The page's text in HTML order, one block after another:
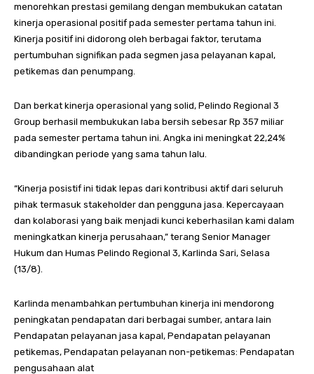
menorehkan prestasi gemilang dengan membukukan catatan
kinerja operasional positif pada semester pertama tahun ini.
Kinerja positif ini didorong oleh berbagai faktor, terutama
pertumbuhan signifikan pada segmen jasa pelayanan kapal,
petikemas dan penumpang.
Dan berkat kinerja operasional yang solid, Pelindo Regional 3
Group berhasil membukukan laba bersih sebesar Rp 357 miliar
pada semester pertama tahun ini. Angka ini meningkat 22,24%
dibandingkan periode yang sama tahun lalu.
“Kinerja posistif ini tidak lepas dari kontribusi aktif dari seluruh
pihak termasuk stakeholder dan pengguna jasa. Kepercayaan
dan kolaborasi yang baik menjadi kunci keberhasilan kami dalam
meningkatkan kinerja perusahaan,” terang Senior Manager
Hukum dan Humas Pelindo Regional 3, Karlinda Sari, Selasa
(13/8).
Karlinda menambahkan pertumbuhan kinerja ini mendorong
peningkatan pendapatan dari berbagai sumber, antara lain
Pendapatan pelayanan jasa kapal, Pendapatan pelayanan
petikemas, Pendapatan pelayanan non-petikemas: Pendapatan
pengusahaan alat